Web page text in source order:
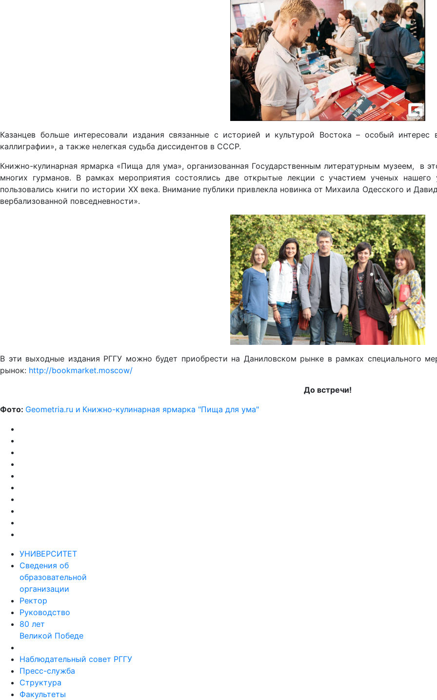
Казанцев больше интересовали издания связанные с историей и культурой Востока – особый интерес
каллиграфии», а также нелегкая судьба диссидентов в СССР.
Книжно-кулинарная ярмарка «Пища для ума», организованная Государственным литературным музеем, в
многих гурманов. В рамках мероприятия состоялись две открытые лекции с участием ученых нашего
пользовались книги по истории ХХ века. Внимание публики привлекла новинка от Михаила Одесского и
вербализованной повседневности».
В эти выходные издания РГГУ можно будет приобрести на Даниловском рынке в рамках специального
рынок: http://bookmarket.moscow/
До встречи!
Фото: Geometria.ru и Книжно-кулинарная ярмарка "Пища для ума"
УНИВЕРСИТЕТ
Сведения об
образовательной
организации
Ректор
Руководство
80 лет
Великой Победе
Наблюдательный совет РГГУ
Пресс-служба
Структура
Факультеты